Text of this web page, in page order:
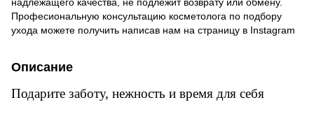
Професиональную консультацию косметолога по подбору
ухода можете получить написав нам на страницу в Instagram
Описание
Подарите заботу, нежность и время для себя